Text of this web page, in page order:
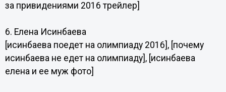
за привидениями 2016 трейлер]
6. Елена Исинбаева
[исинбаева поедет на олимпиаду 2016], [почему
исинбаева не едет на олимпиаду], [исинбаева
елена и ее муж фото]